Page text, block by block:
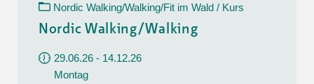
Nordic Walking/Walking/Fit im Wald / Kurs
Nordic Walking/Walking
29.06.26 - 14.12.26
Montag